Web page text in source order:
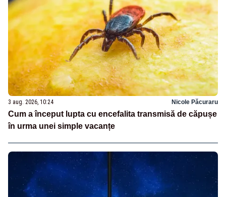
3 aug. 2026, 10:24 Nicole Păcuraru
Cum a început lupta cu encefalita transmisă de căpușe
în urma unei simple vacanțe